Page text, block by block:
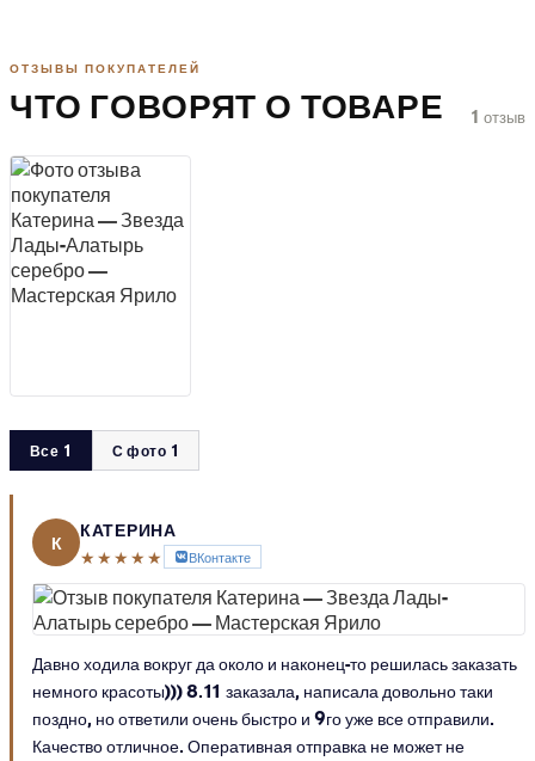
ОТЗЫВЫ ПОКУПАТЕЛЕЙ
ЧТО ГОВОРЯТ О ТОВАРЕ 1 отзыв
Все 1 С фото 1
К
КАТЕРИНА
★★★★★
ВКонтакте
Давно ходила вокруг да около и наконец-то решилась заказать
немного красоты))) 8.11 заказала, написала довольно таки
поздно, но ответили очень быстро и 9го уже все отправили.
Качество отличное. Оперативная отправка не может не